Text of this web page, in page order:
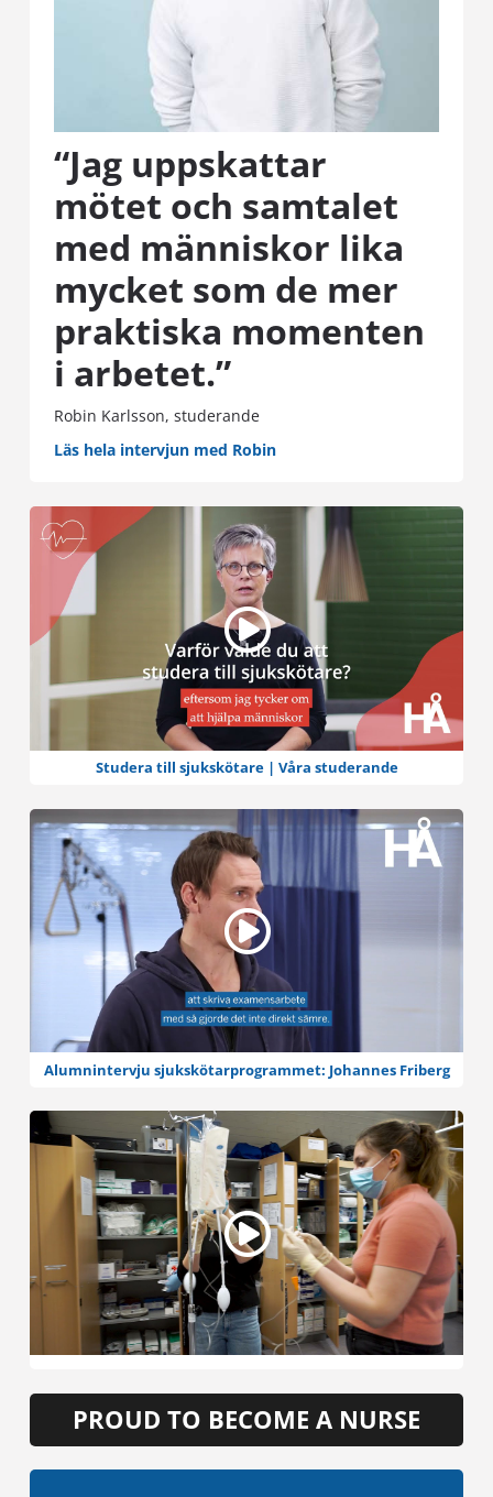
“Jag uppskattar
mötet och samtalet
med människor lika
mycket som de mer
praktiska momenten
i arbetet.”
Robin Karlsson, studerande
Läs hela intervjun med Robin
Studera till sjukskötare | Våra studerande
Alumnintervju sjukskötarprogrammet: Johannes Friberg
PROUD TO BECOME A NURSE